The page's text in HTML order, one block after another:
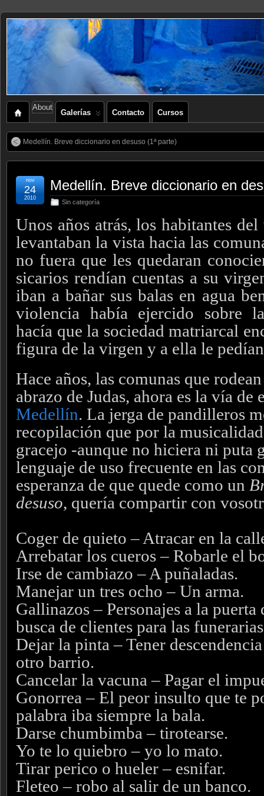
About
Galerías Contacto Cursos
Medellín. Breve diccionario en desuso (1ª parte)
Medellín. Breve diccionario en
Sin categoría
nov
24
2010
Unos años atrás, los habitantes
levantaban la vista hacia las
no fuera que les quedaran
sicarios rendían cuentas a su
iban a bañar sus balas en agua
violencia había ejercido sobre
hacía que la sociedad matriarcal
figura de la virgen y a ella le
Hace años, las comunas que
abrazo de Judas, ahora es la vía de
Medellín. La jerga de pandilleros
recopilación que por la
gracejo -aunque no hiciera ni puta
lenguaje de uso frecuente en las
esperanza de que quede como un
desuso, quería compartir con
Coger de quieto – Atracar en la
Arrebatar los cueros – Robarle el
Irse de cambiazo – A puñaladas.
Manejar un tres ocho – Un arma.
Gallinazos – Personajes a la puerta
busca de clientes para las
Dejar la pinta – Tener
otro barrio.
Cancelar la vacuna – Pagar el
Gonorrea – El peor insulto que te
palabra iba siempre la bala.
Darse chumbimba – tirotearse.
Yo te lo quiebro – yo lo mato.
Tirar perico o hueler – esnifar.
Fleteo – robo al salir de un banco.